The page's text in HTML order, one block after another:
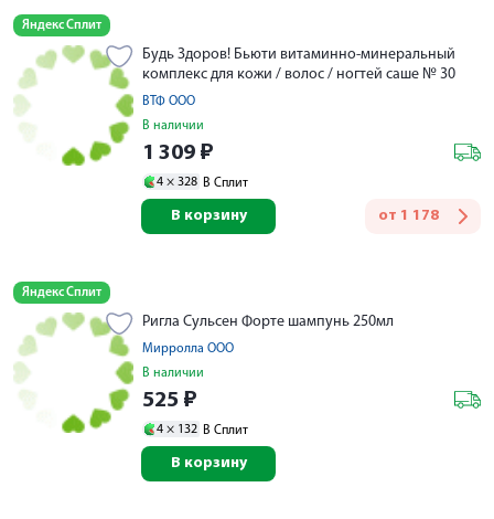
Яндекс Сплит
Будь Здоров! Бьюти витаминно-минеральный
комплекс для кожи / волос / ногтей саше № 30
ВТФ ООО
В наличии
1 309 ₽
4 × 328 В Сплит
от 1 178
В корзину
Яндекс Сплит
Ригла Сульсен Форте шампунь 250мл
Мирролла ООО
В наличии
525 ₽
4 × 132 В Сплит
В корзину